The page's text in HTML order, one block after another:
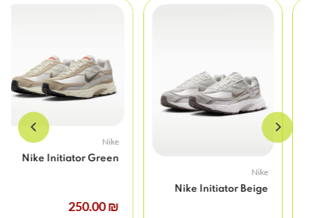
Nike Initiator Beige
Nike Initiator Green